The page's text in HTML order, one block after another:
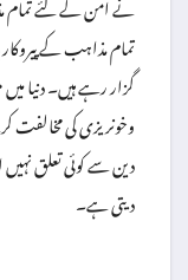
تمام مذاہب کے
گزار رہے ہیں۔ دنیا
وخونریزی کی مخالفت
دین سے کوئی تعلق
دیتی ہے۔